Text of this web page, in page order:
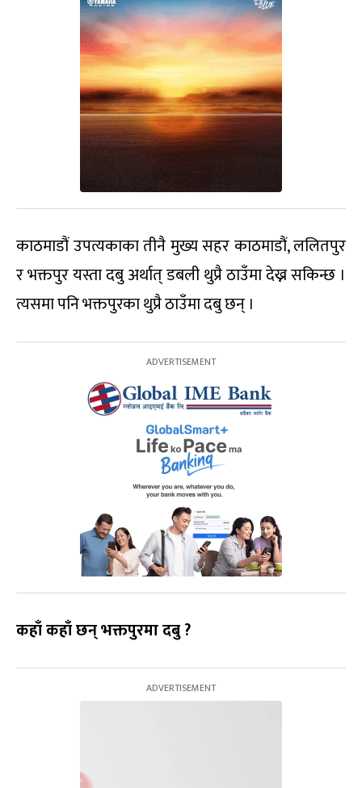
काठमाडौं उपत्यकाका तीनै मुख्य सहर काठमाडौं, ललितपुर
र भक्तपुर यस्ता दबु अर्थात् डबली थुप्रै ठाउँमा देख्न सकिन्छ ।
त्यसमा पनि भक्तपुरका थुप्रै ठाउँमा दबु छन् ।
कहाँ कहाँ छन् भक्तपुरमा दबु ?